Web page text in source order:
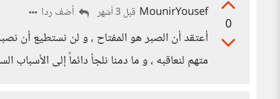
0
MounirYousef قبل 3 أشهر أضف ردا
أعتقد أن الصبر هو المفتاح ، و لن نستطيع أن
متهم لنعاقبه ، و ما دمنا نلجأ دائماً إلى الأسباب